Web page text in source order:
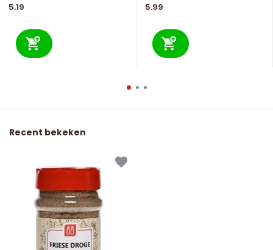
5.19
5.99
Recent bekeken